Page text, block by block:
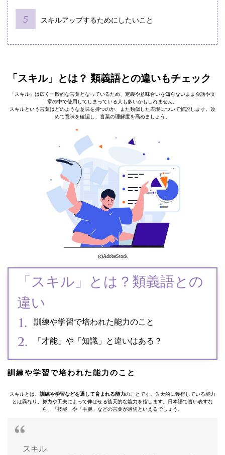
スキルアップするためにしたいこと
「スキル」とは？ 類義語との違いもチェック
「スキル」は広く一般的な言葉となっているため、定義や意味合いを知らないまま会話や文
章の中で使用してしまっている人も多いかもしれません。
スキルという言葉はどのような意味を持つのか、また類似した表現について解説します。改
めて意味を確認し、言葉の理解度を高めましょう。
(c)AdobeStock
「スキル」とは？類義語との
違い
訓練や学習で培われた能力のこと
「才能」や「知識」と違いはある？
訓練や学習で培われた能力のこと
スキルとは、 訓練や学習などを通して育まれる能力のことです。先天的に獲得している能力
とは異なり、努力や工夫によって伸ばせる後天的な能力を指します。日本語で言い表すな
ら、「技能」や「手腕」などの言葉が適切といえるでしょう。
スキル